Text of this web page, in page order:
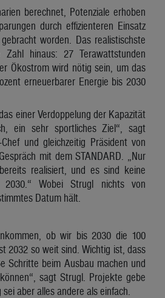
berechnet, Potenziale erhoben
durch effizienteren Einsatz
worden. Das realistischste
hinaus: 27 Terawattstunden
Ökostrom wird nötig sein, um das
erneuerbarer Energie bis 2030
einer Verdoppelung der Kapazität
ein sehr sportliches Ziel“, sagt
und gleichzeitig Präsident von
mit dem STANDARD. „Nur
realisiert, und es sind keine
Wobei Strugl nichts von
Datum hält.
ob wir bis 2030 die 100
2032 so weit sind. Wichtig ist, dass
Schritte beim Ausbau machen und
sagt Strugl. Projekte gebe
aber alles andere als einfach.